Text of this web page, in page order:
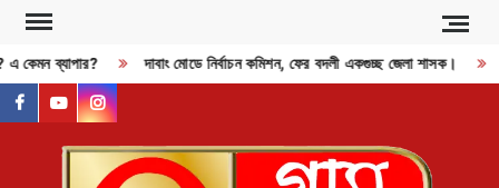
Skip
content
এ কেমন ব্যাপার? দাবাং মোডে নির্বাচন কমিশন, ফের বদলী একগুচ্ছ জেলা শাসক।
facebook
youtubeinstagram